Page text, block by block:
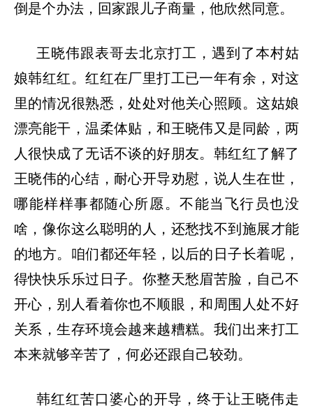
倒是个办法，回家跟儿子商量，他欣然同意。
王晓伟跟表哥去北京打工，遇到了本村姑
娘韩红红。红红在厂里打工已一年有余，对这
里的情况很熟悉，处处对他关心照顾。这姑娘
漂亮能干，温柔体贴，和王晓伟又是同龄，两
人很快成了无话不谈的好朋友。韩红红了解了
王晓伟的心结，耐心开导劝慰，说人生在世，
哪能样样事都随心所愿。不能当飞行员也没
啥，像你这么聪明的人，还愁找不到施展才能
的地方。咱们都还年轻，以后的日子长着呢，
得快快乐乐过日子。你整天愁眉苦脸，自己不
开心，别人看着你也不顺眼，和周围人处不好
关系，生存环境会越来越糟糕。我们出来打工
本来就够辛苦了，何必还跟自己较劲。
韩红红苦口婆心的开导，终于让王晓伟走